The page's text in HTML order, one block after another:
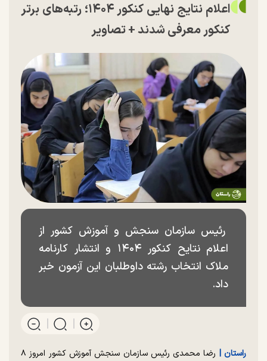
اعلام نتایج نهایی کنکور ۱۴۰۴؛ رتبه‌های برتر
کنکور معرفی شدند + تصاویر
رئیس سازمان سنجش و آموزش کشور از
اعلام نتایح کنکور ۱۴۰۴ و انتشار کارنامه
ملاک انتخاب رشته داوطلبان این آزمون خبر
داد.
راستان |
رضا محمدی رئیس سازمان سنجش آموزش کشور امروز ۸